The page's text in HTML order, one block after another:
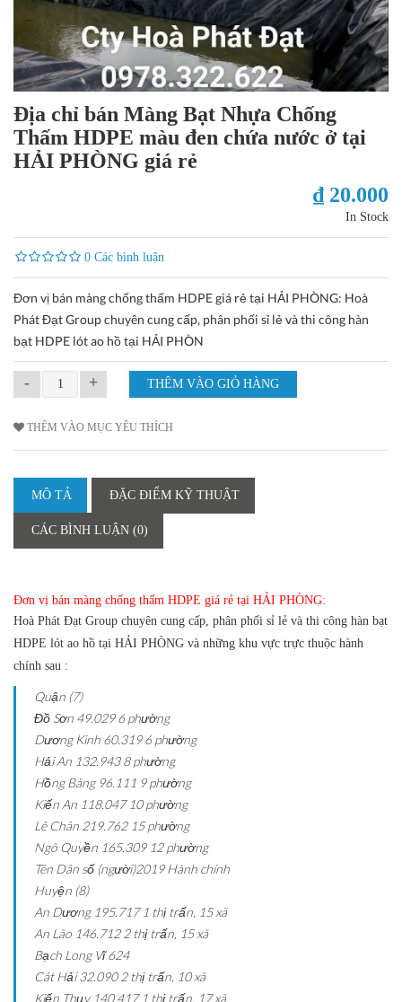
Địa chỉ bán Màng Bạt Nhựa Chống
Thấm HDPE màu đen chứa nước ở tại
HẢI PHÒNG giá rẻ
₫ 20.000
In Stock
0 Các bình luận
Đơn vị bán màng chống thấm HDPE giá rẻ tại HẢI PHÒNG: Hoà
Phát Đạt Group chuyên cung cấp, phân phối sỉ lẻ và thi công hàn
bạt HDPE lót ao hồ tại HẢI PHÒN
- +
THÊM VÀO MỤC YÊU THÍCH
MÔ TẢ ĐẶC ĐIỂM KỸ THUẬT
CÁC BÌNH LUẬN (0)
Đơn vị bán màng chống thấm HDPE giá rẻ tại HẢI PHÒNG:
Hoà Phát Đạt Group chuyên cung cấp, phân phối sỉ lẻ và thi công hàn bạt
HDPE lót ao hồ tại HẢI PHÒNG và những khu vực trực thuộc hành
chính sau :
Quận (7)
Đồ Sơn 49.029 6 phường
Dương Kinh 60.319 6 phường
Hải An 132.943 8 phường
Hồng Bàng 96.111 9 phường
Kiến An 118.047 10 phường
Lê Chân 219.762 15 phường
Ngô Quyền 165.309 12 phường
Tên Dân số (người)2019 Hành chính
Huyện (8)
An Dương 195.717 1 thị trấn, 15 xã
An Lão 146.712 2 thị trấn, 15 xã
Bạch Long Vĩ 624
Cát Hải 32.090 2 thị trấn, 10 xã
Kiến Thụy 140.417 1 thị trấn, 17 xã